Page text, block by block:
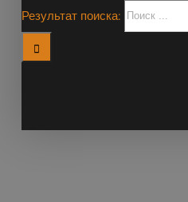
Результат поиска: